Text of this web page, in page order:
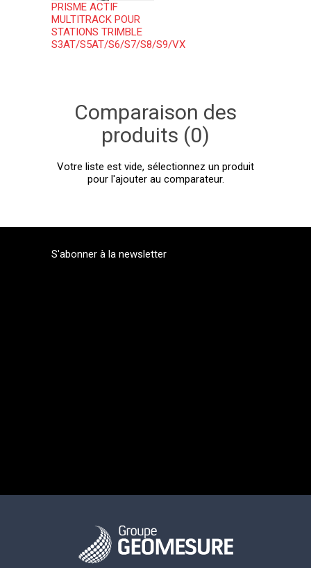
PRISME ACTIF
MULTITRACK POUR
STATIONS TRIMBLE
S3AT/S5AT/S6/S7/S8/S9/VX
Comparaison des
produits (0)
Votre liste est vide, sélectionnez un produit
pour l'ajouter au comparateur.
S'abonner à la newsletter